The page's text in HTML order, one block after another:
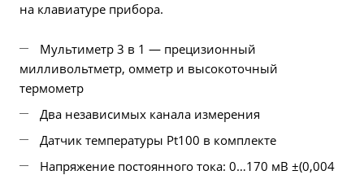
на клавиатуре прибора.
Мультиметр 3 в 1 — прецизионный
милливольтметр, омметр и высокоточный
термометр
Два независимых канала измерения
Датчик температуры Pt100 в комплекте
Напряжение постоянного тока: 0…170 мВ ±(0,004